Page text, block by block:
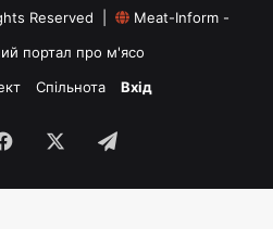
Reserved |
Meat-Inform -
портал про м'ясо
Спільнота Вхід
Facebook